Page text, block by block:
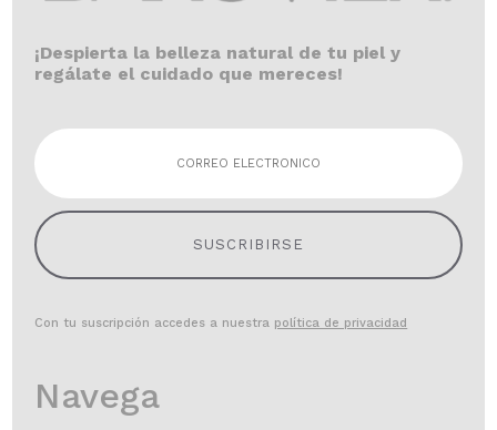
¡Despierta la belleza natural de tu piel y
regálate el cuidado que mereces!
SUSCRIBIRSE
Con tu suscripción accedes a nuestra política de privacidad
Navega